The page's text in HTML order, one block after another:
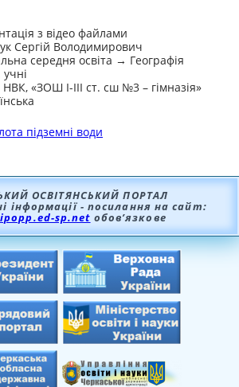
з відео файлами
Сергій Володимирович
середня освіта → Географія
учні
«ЗОШ І-ІІІ ст. сш №3 – гімназія»
підземні води
ОСВІТЯНСЬКИЙ ПОРТАЛ
інформації - посилання на сайт:
sp.net обов’язкове